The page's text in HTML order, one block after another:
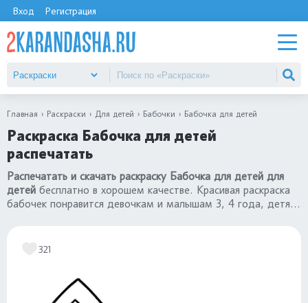
Вход Регистрация
Главная Раскраски Для детей Бабочки Бабочка для детей
Раскраска Бабочка для детей
распечатать
Распечатать и скачать раскраску Бабочка для детей для
детей бесплатно в хорошем качестве. Красивая раскраска
бабочек понравится девочкам и малышам 3, 4 года, детям
321